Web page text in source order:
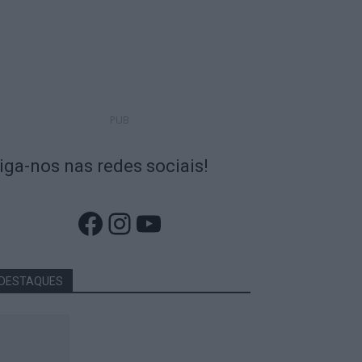
nos nas redes sociais!
Facebook
Instagram
YouTube